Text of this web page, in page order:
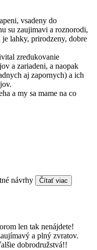
vsadeny do
su zaujimavi a roznorodi,
lahky, prirodzeny, dobre
zredukovanie
a zariadeni, a naopak
aj zapornych) a ich
a my sa mame na co
návrhy
Čítať viac
len tak nenájdete!
a plný zvratov.
dobrodružstvá!!